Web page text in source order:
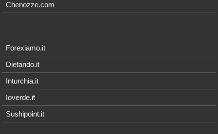
Chenozze.com
Forexiamo.it
Dietando.it
Inturchia.it
Ioverde.it
Sushipoint.it